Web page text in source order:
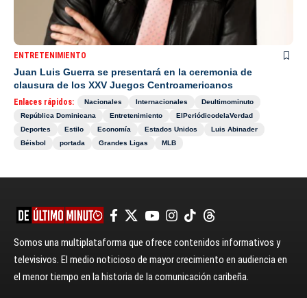
ENTRETENIMIENTO
Juan Luis Guerra se presentará en la ceremonia de
clausura de los XXV Juegos Centroamericanos
Enlaces rápidos: Nacionales Internacionales
Deultimominuto
República Dominicana
Entretenimiento
ElPeriódicodelaVerdad
Deportes
Estilo Economía Estados Unidos
Luis Abinader
Béisbol
portada Grandes Ligas MLB
Somos una multiplataforma que ofrece contenidos informativos y
televisivos. El medio noticioso de mayor crecimiento en audiencia en
el menor tiempo en la historia de la comunicación caribeña.